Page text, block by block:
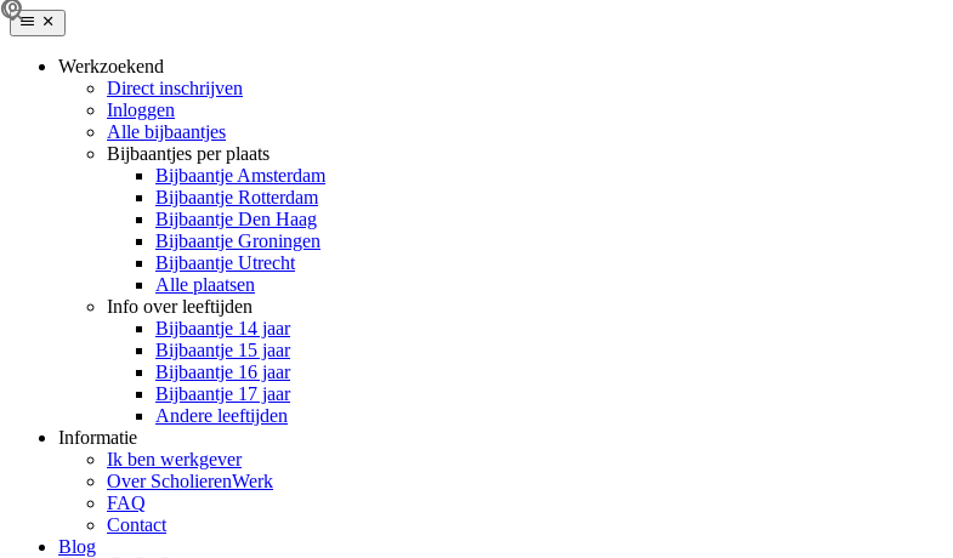
Werkzoekend
Direct inschrijven
Inloggen
Alle bijbaantjes
Bijbaantjes per plaats
Bijbaantje Amsterdam
Bijbaantje Rotterdam
Bijbaantje Den Haag
Bijbaantje Groningen
Bijbaantje Utrecht
Alle plaatsen
Info over leeftijden
Bijbaantje 14 jaar
Bijbaantje 15 jaar
Bijbaantje 16 jaar
Bijbaantje 17 jaar
Andere leeftijden
Informatie
Ik ben werkgever
Over ScholierenWerk
FAQ
Contact
Blog